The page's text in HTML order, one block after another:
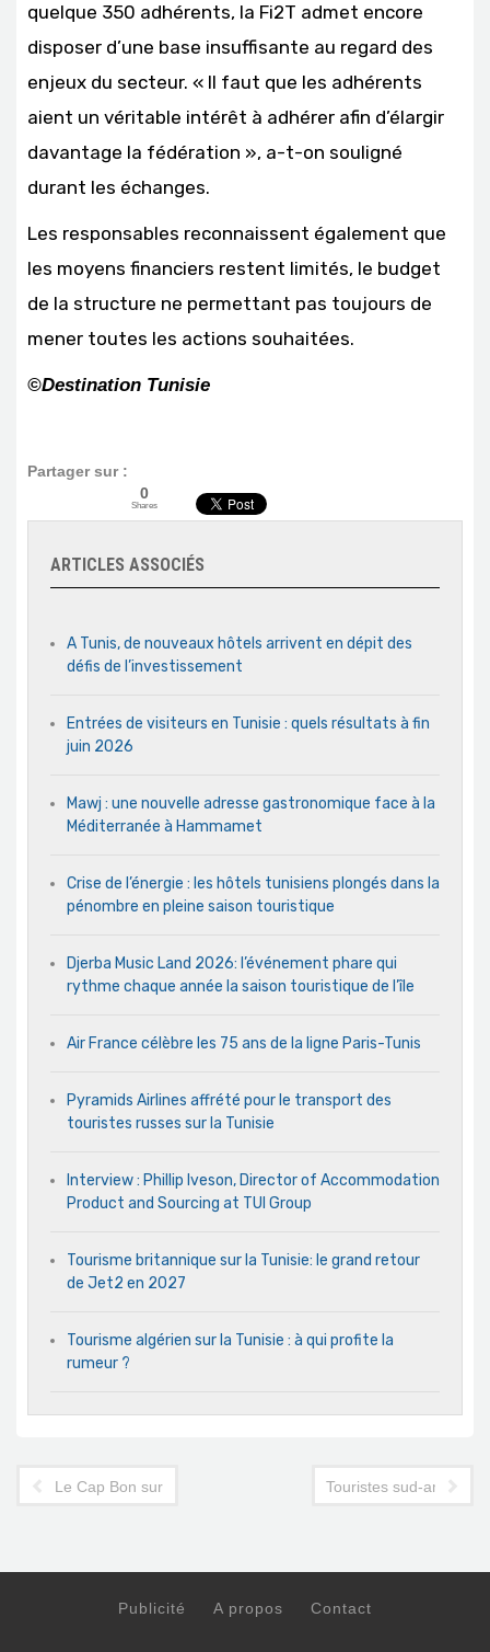
quelque 350 adhérents, la Fi2T admet encore
disposer d’une base insuffisante au regard des
enjeux du secteur. « Il faut que les adhérents
aient un véritable intérêt à adhérer afin d’élargir
davantage la fédération », a-t-on souligné
durant les échanges.
Les responsables reconnaissent également que
les moyens financiers restent limités, le budget
de la structure ne permettant pas toujours de
mener toutes les actions souhaitées.
©Destination Tunisie
Partager sur :
0
Shares
ARTICLES ASSOCIÉS
A Tunis, de nouveaux hôtels arrivent en dépit des
défis de l’investissement
Entrées de visiteurs en Tunisie : quels résultats à fin
juin 2026
Mawj : une nouvelle adresse gastronomique face à la
Méditerranée à Hammamet
Crise de l’énergie : les hôtels tunisiens plongés dans la
pénombre en pleine saison touristique
Djerba Music Land 2026: l’événement phare qui
rythme chaque année la saison touristique de l’île
Air France célèbre les 75 ans de la ligne Paris-Tunis
Pyramids Airlines affrété pour le transport des
touristes russes sur la Tunisie
Interview : Phillip Iveson, Director of Accommodation
Product and Sourcing at TUI Group
Tourisme britannique sur la Tunisie: le grand retour
de Jet2 en 2027
Tourisme algérien sur la Tunisie : à qui profite la
rumeur ?
Le Cap Bon sur la bonne voie pour le titre de « Région du
Touristes sud-
Publicité A propos Contact